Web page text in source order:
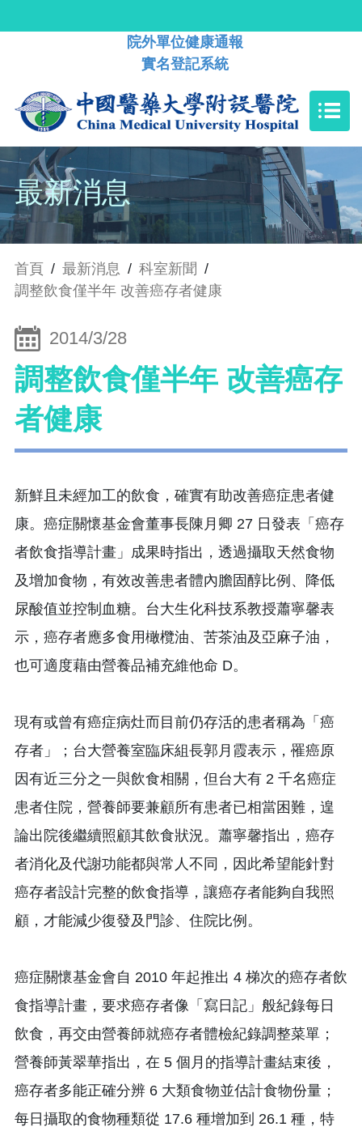
院外單位健康通報
實名登記系統
最新消息
首頁 / 最新消息 / 科室新聞 /
調整飲食僅半年 改善癌存者健康
2014/3/28
調整飲食僅半年 改善癌存
者健康
新鮮且未經加工的飲食，確實有助改善癌症患者健
康。癌症關懷基金會董事長陳月卿 27 日發表「癌存
者飲食指導計畫」成果時指出，透過攝取天然食物
及增加食物，有效改善患者體內膽固醇比例、降低
尿酸值並控制血糖。台大生化科技系教授蕭寧馨表
示，癌存者應多食用橄欖油、苦茶油及亞麻子油，
也可適度藉由營養品補充維他命 D。
現有或曾有癌症病灶而目前仍存活的患者稱為「癌
存者」；台大營養室臨床組長郭月霞表示，罹癌原
因有近三分之一與飲食相關，但台大有 2 千名癌症
患者住院，營養師要兼顧所有患者已相當困難，遑
論出院後繼續照顧其飲食狀況。蕭寧馨指出，癌存
者消化及代謝功能都與常人不同，因此希望能針對
癌存者設計完整的飲食指導，讓癌存者能夠自我照
顧，才能減少復發及門診、住院比例。
癌症關懷基金會自 2010 年起推出 4 梯次的癌存者飲
食指導計畫，要求癌存者像「寫日記」般紀錄每日
飲食，再交由營養師就癌存者體檢紀錄調整菜單；
營養師黃翠華指出，在 5 個月的指導計畫結束後，
癌存者多能正確分辨 6 大類食物並估計食物份量；
每日攝取的食物種類從 17.6 種增加到 26.1 種，特